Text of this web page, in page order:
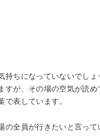
持ちになっていないでしょ
すが、その場の空気が読
表しています。
の全員が行きたいと言っ